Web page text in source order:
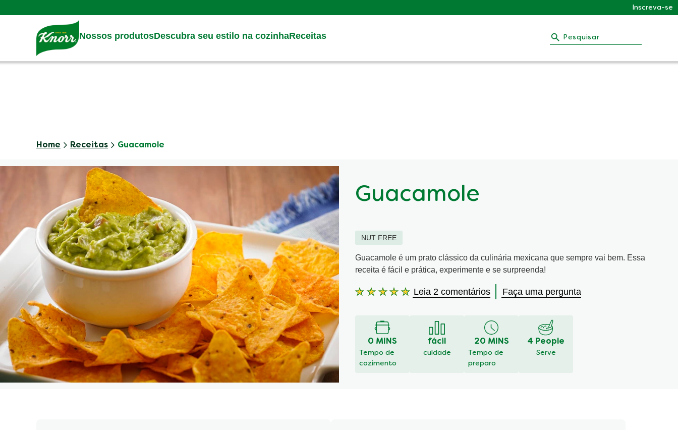
Main content
Inscreva-se
Nossos produtosDescubra seu estilo na cozinhaReceitas Pesquisar
Home Receitas Guacamole
Guacamole
NUT FREE
Guacamole é um prato clássico da culinária mexicana que sempre vai bem. Essa
receita é fácil e prática, experimente e se surpreenda!
A
Guacamole
5.0
de
Leia 2 comentários Faça uma pergunta
0 MINS
Tempo de
cozimento
fácil
culdade
20 MINS
Tempo de
preparo
4 People
Serve